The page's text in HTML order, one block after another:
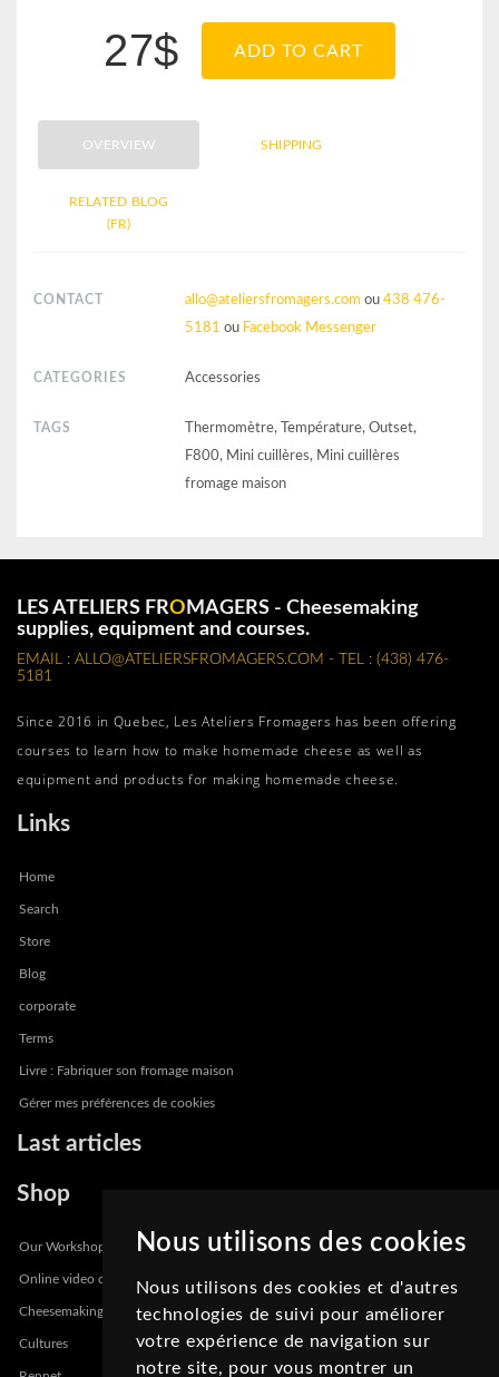
Nous utilisons des cookies
Nous utilisons des cookies et d'autres
technologies de suivi pour améliorer
votre expérience de navigation sur
notre site, pour vous montrer un
27$ ADD TO CART
OVERVIEW SHIPPING
RELATED BLOG
(FR)
CONTACT allo@ateliersfromagers.com ou 438 476-
5181 ou Facebook Messenger
CATEGORIES Accessories
TAGS
Thermomètre, Température, Outset,
F800, Mini cuillères, Mini cuillères
fromage maison
LES ATELIERS FRO MAGERS - Cheesemaking
supplies, equipment and courses.
EMAIL : ALLO@ATELIERSFROMAGERS.COM - TEL : (438) 476-
5181
Since 2016 in Quebec, Les Ateliers Fromagers has been offering
courses to learn how to make homemade cheese as well as
equipment and products for making homemade cheese.
Links
Home
Search
Store
Blog
corporate
Terms
Livre : Fabriquer son fromage maison
Gérer mes préférences de cookies
Last articles
Shop
Our Workshops
Online video course
Cheesemaking Kits
Cultures